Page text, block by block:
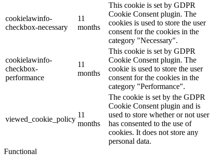
cookielawinfo-
checkbox-necessary
11
months
This cookie is set by GDPR
Cookie Consent plugin. The
cookies is used to store the user
consent for the cookies in the
category "Necessary".
cookielawinfo-
checkbox-
performance
11
months
This cookie is set by GDPR
Cookie Consent plugin. The
cookie is used to store the user
consent for the cookies in the
category "Performance".
viewed_cookie_policy
11
months
The cookie is set by the GDPR
Cookie Consent plugin and is
used to store whether or not user
has consented to the use of
cookies. It does not store any
personal data.
Functional